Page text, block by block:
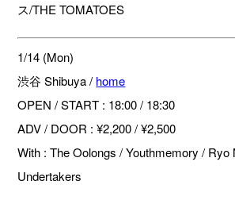
ス/THE TOMATOES
1/14 (Mon)
渋谷 Shibuya /home
OPEN / START : 18:00 / 18:30
ADV / DOOR : ¥2,200 / ¥2,500
With : The Oolongs / Youthmemory / Ryo
Undertakers